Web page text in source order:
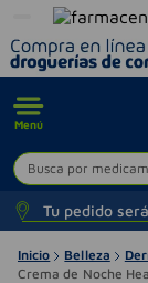
Menú
Busca por
Tu pedido
Inicio Belleza
Crema de Noche